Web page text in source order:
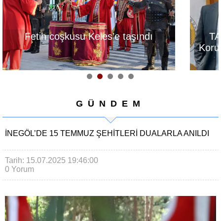
taşındı
TAPSİAD: Ormanları
Korumak, Üretim Gücünü
Korumaktır
GÜNDEM
İNEGÖL’DE 15 TEMMUZ ŞEHITLERI DUALARLA ANILDI
Tarih: 15.07.2025 19:46:00
0 Yorum